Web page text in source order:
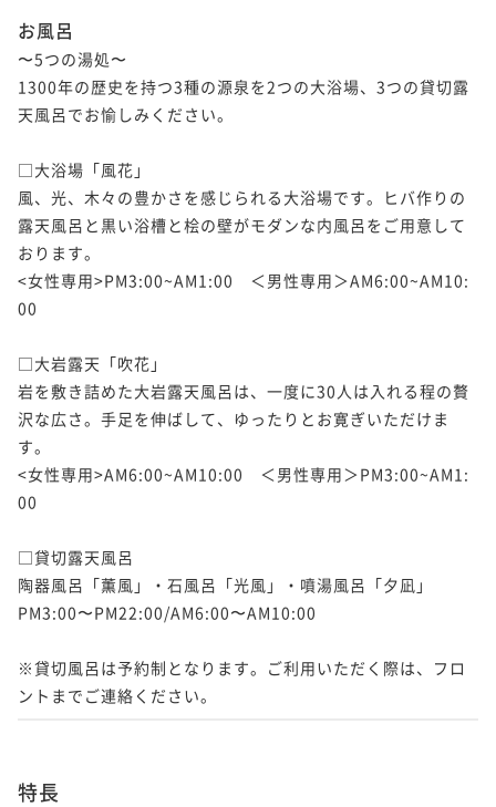
お風呂
〜5つの湯処〜
1300年の歴史を持つ3種の源泉を2つの大浴場、3つの貸切露
天風呂でお愉しみください。
□大浴場「風花」
風、光、木々の豊かさを感じられる大浴場です。ヒバ作りの
露天風呂と黒い浴槽と桧の壁がモダンな内風呂をご用意して
おります。
<女性専用>PM3:00~AM1:00　＜男性専用＞AM6:00~AM10:
00
□大岩露天「吹花」
岩を敷き詰めた大岩露天風呂は、一度に30人は入れる程の贅
沢な広さ。手足を伸ばして、ゆったりとお寛ぎいただけま
す。
<女性専用>AM6:00~AM10:00　＜男性専用＞PM3:00~AM1:
00
□貸切露天風呂
陶器風呂「薫風」・石風呂「光風」・噴湯風呂「夕凪」
PM3:00〜PM22:00/AM6:00〜AM10:00
※貸切風呂は予約制となります。ご利用いただく際は、フロ
ントまでご連絡ください。
特長